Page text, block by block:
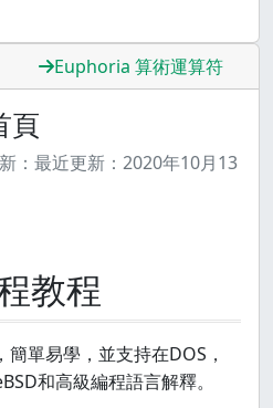
Euphoria 算術運算符
頁
： 最近更新： 2020年10月13
教程
單易學，並支持在DOS，
和高級編程語言解釋。